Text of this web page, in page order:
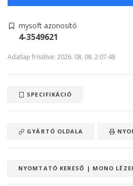
mysoft azonosító
4-3549621
Adatlap frissítve: 2026. 08. 08. 2:07:48
SPECIFIKÁCIÓ
GYÁRTÓ OLDALA
NYOMTATÓ KERESŐ | MONO